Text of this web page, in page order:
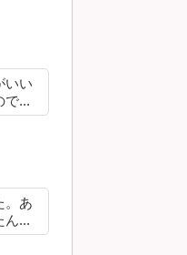
いい
で...
。あ
ん...